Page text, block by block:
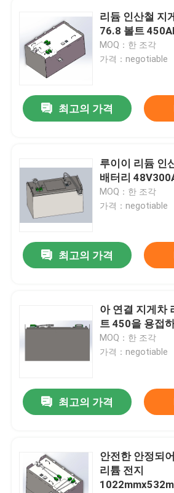
리듐 인산철 지
76.8 볼트
MOQ：한 조각
가격：negotiable
최고의 가격
루이이 리듐 인
배터리
MOQ：한 조각
가격：negotiable
최고의 가격
아 연결 지게차
트 450을 용접
MOQ：한 조각
가격：negotiable
최고의 가격
안전한 안정되
리튬 전지